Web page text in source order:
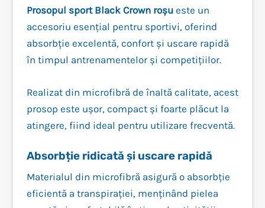
Prosopul sport Black Crown roșu este un
accesoriu esențial pentru sportivi, oferind
absorbție excelentă, confort și uscare rapidă
în timpul antrenamentelor și competițiilor.
Realizat din microfibră de înaltă calitate, acest
prosop este ușor, compact și foarte plăcut la
atingere, fiind ideal pentru utilizare frecventă.
Absorbție ridicată și uscare rapidă
Materialul din microfibră asigură o absorbție
eficientă a transpirației, menținând pielea